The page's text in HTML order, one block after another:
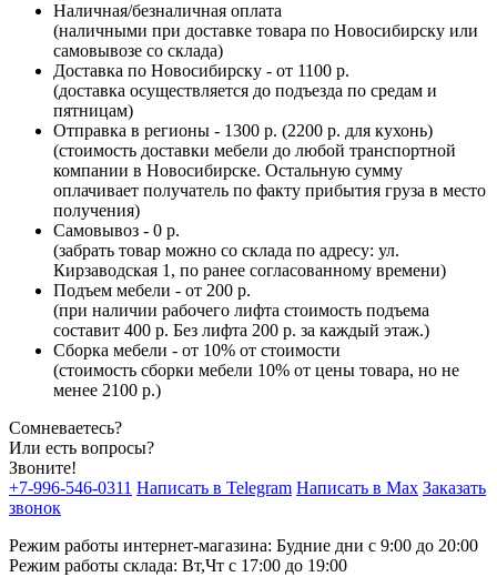
Наличная/безналичная оплата
(наличными при доставке товара по Новосибирску или
самовывозе со склада)
Доставка по Новосибирску - от 1100 р.
(доставка осуществляется до подъезда по средам и
пятницам)
Отправка в регионы - 1300 р. (2200 р. для кухонь)
(стоимость доставки мебели до любой транспортной
компании в Новосибирске. Остальную сумму
оплачивает получатель по факту прибытия груза в место
получения)
Самовывоз - 0 р.
(забрать товар можно со склада по адресу: ул.
Кирзаводская 1, по ранее согласованному времени)
Подъем мебели - от 200 р.
(при наличии рабочего лифта стоимость подъема
составит 400 р. Без лифта 200 р. за каждый этаж.)
Сборка мебели - от 10% от стоимости
(стоимость сборки мебели 10% от цены товара, но не
менее 2100 р.)
Сомневаетесь?
Или есть вопросы?
Звоните!
+7-996-546-0311 Написать в Telegram Написать в Max Заказать
звонок
Режим работы интернет-магазина: Будние дни с 9:00 до 20:00
Режим работы склада: Вт,Чт с 17:00 до 19:00